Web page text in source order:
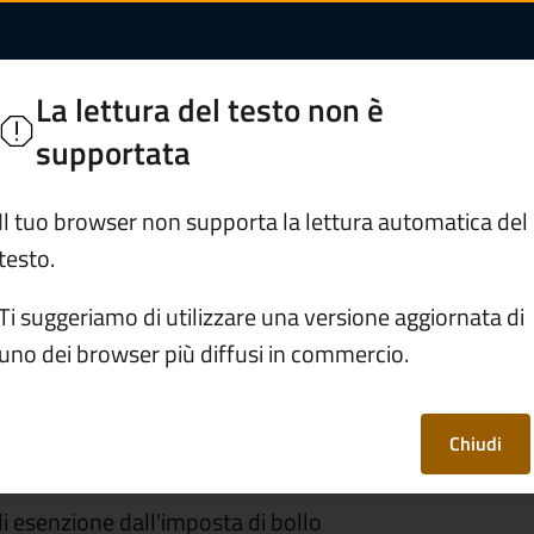
di bollo |
Servizi Vivere il Comune
Documento (tecnico) di supporto Casi di
di
esenzione dall'imposta di bollo
La lettura del testo non è
supportata
Il tuo browser non supporta la lettura automatica del
suggeriamo di utilizzare una versione aggiornata di
uno dei browser più diffusi in commercio.
Chiudi